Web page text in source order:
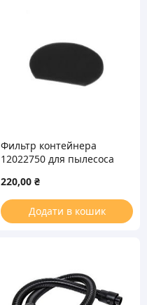
Фильтр контейнера
12022750 для пылесоса
220,00 ₴
Додати в кошик